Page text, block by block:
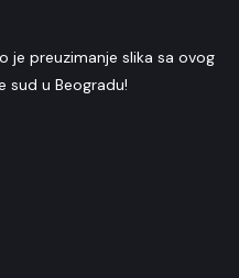
je preuzimanje slika sa ovog
sud u Beogradu!